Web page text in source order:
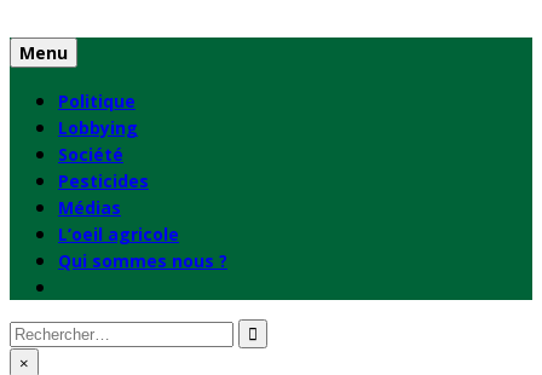
to
content
Menu
Politique
Lobbying
Société
Pesticides
Médias
L’oeil agricole
Qui sommes nous ?
Rechercher
: ×